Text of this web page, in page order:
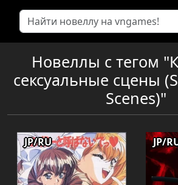
Новеллы с тегом
сексуальные сцены
Scenes)"
JP/RU JP/